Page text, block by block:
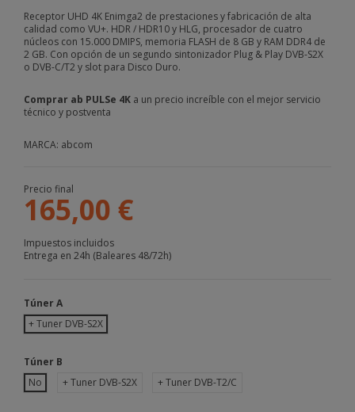
Receptor UHD 4K Enimga2 de prestaciones y fabricación de alta
calidad como VU+. HDR / HDR10 y HLG, procesador de cuatro
núcleos con 15.000 DMIPS, memoria FLASH de 8 GB y RAM DDR4 de
2 GB. Con opción de un segundo sintonizador Plug & Play DVB-S2X
o DVB-C/T2 y slot para Disco Duro.
Comprar ab PULSe 4K a un precio increíble con el mejor servicio
técnico y postventa
MARCA: abcom
Precio final
165,00 €
Impuestos incluidos
Entrega en 24h (Baleares 48/72h)
Túner A
+ Tuner DVB-S2X
Túner B
No
+ Tuner DVB-S2X + Tuner DVB-T2/C